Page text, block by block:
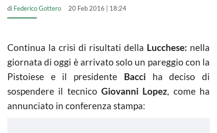
di Federico Gottero 20 Feb 2016 | 18:24
Continua la crisi di risultati della Lucchese: nella
giornata di oggi è arrivato solo un pareggio con la
Pistoiese e il presidente Bacci ha deciso di
sospendere il tecnico Giovanni Lopez, come ha
annunciato in conferenza stampa: